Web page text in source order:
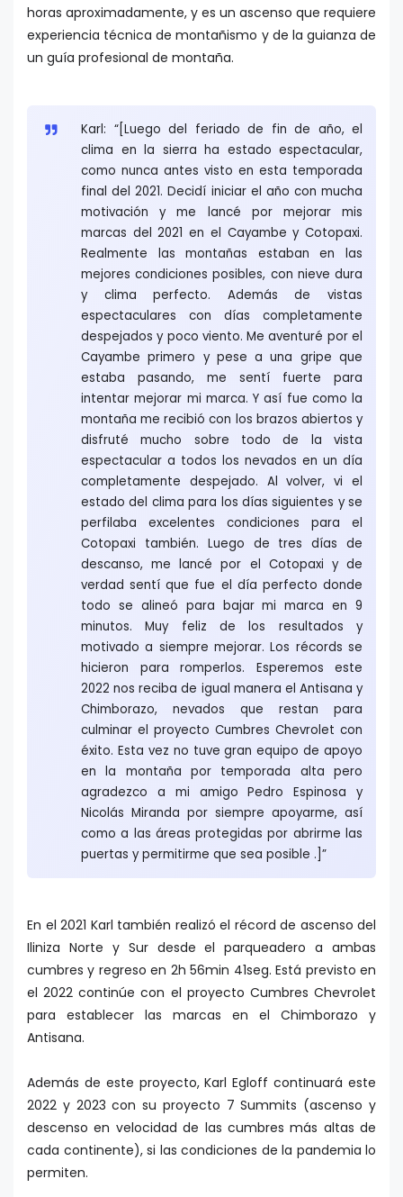
horas aproximadamente, y es un ascenso que requiere
experiencia técnica de montañismo y de la guianza de
un guía profesional de montaña.
Karl: “[Luego del feriado de fin de año, el
clima en la sierra ha estado espectacular,
como nunca antes visto en esta temporada
final del 2021. Decidí iniciar el año con mucha
motivación y me lancé por mejorar mis
marcas del 2021 en el Cayambe y Cotopaxi.
Realmente las montañas estaban en las
mejores condiciones posibles, con nieve dura
y clima perfecto. Además de vistas
espectaculares con días completamente
despejados y poco viento. Me aventuré por el
Cayambe primero y pese a una gripe que
estaba pasando, me sentí fuerte para
intentar mejorar mi marca. Y así fue como la
montaña me recibió con los brazos abiertos y
disfruté mucho sobre todo de la vista
espectacular a todos los nevados en un día
completamente despejado. Al volver, vi el
estado del clima para los días siguientes y se
perfilaba excelentes condiciones para el
Cotopaxi también. Luego de tres días de
descanso, me lancé por el Cotopaxi y de
verdad sentí que fue el día perfecto donde
todo se alineó para bajar mi marca en 9
minutos. Muy feliz de los resultados y
motivado a siempre mejorar. Los récords se
hicieron para romperlos. Esperemos este
2022 nos reciba de igual manera el Antisana y
Chimborazo, nevados que restan para
culminar el proyecto Cumbres Chevrolet con
éxito. Esta vez no tuve gran equipo de apoyo
en la montaña por temporada alta pero
agradezco a mi amigo Pedro Espinosa y
Nicolás Miranda por siempre apoyarme, así
como a las áreas protegidas por abrirme las
puertas y permitirme que sea posible .]”
En el 2021 Karl también realizó el récord de ascenso del
Iliniza Norte y Sur desde el parqueadero a ambas
cumbres y regreso en 2h 56min 41seg. Está previsto en
el 2022 continúe con el proyecto Cumbres Chevrolet
para establecer las marcas en el Chimborazo y
Antisana.
Además de este proyecto, Karl Egloff continuará este
2022 y 2023 con su proyecto 7 Summits (ascenso y
descenso en velocidad de las cumbres más altas de
cada continente), si las condiciones de la pandemia lo
permiten.